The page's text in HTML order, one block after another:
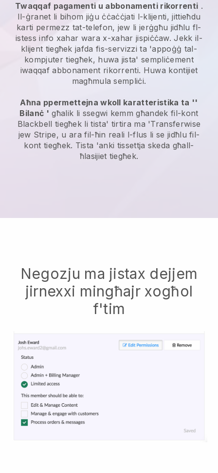
Twaqqaf pagamenti u abbonamenti rikorrenti .
Il-ġranet li bihom jiġu ċċaċċjati l-klijenti, jittieħdu
karti permezz tat-telefon, jew li jerġgħu jidħlu fl-
istess info xahar wara x-xahar jispiċċaw.Jekk il-
klijent tiegħek jafda fis-servizzi ta 'appoġġ tal-
kompjuter tiegħek, huwa jista' sempliċement
iwaqqaf abbonament rikorrenti. Huwa kontijiet
magħmula sempliċi.
Aħna ppermettejna wkoll karatteristika ta ''
Bilanċ ' għalik li ssegwi kemm għandek fil-kont
Blackbell tiegħek li tista' tirtira ma 'Transferwise
jew Stripe, u ara fil-ħin reali l-flus li se jidħlu fil-
kont tiegħek. Tista 'anki tissettja skeda għall-
ħlasijiet tiegħek.
Negozju ma jistax dejjem
jirnexxi mingħajr xogħol
f'tim